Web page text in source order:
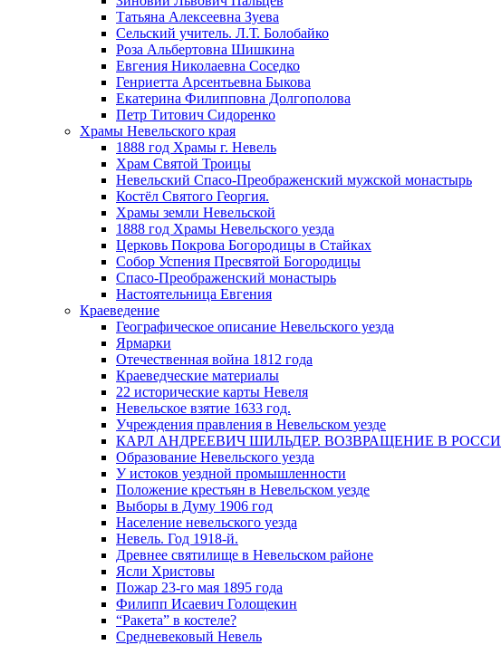
Татьяна Алексеевна Зуева
Сельский учитель. Л.Т. Болобайко
Роза Альбертовна Шишкина
Евгения Николаевна Соседко
Генриетта Арсентьевна Быкова
Екатерина Филипповна Долгополова
Петр Титович Сидоренко
Храмы Невельского края
1888 год Храмы г. Невель
Храм Святой Троицы
Невельский Спасо-Преображенский мужской монастырь
Костёл Святого Георгия.
Храмы земли Невельской
1888 год Храмы Невельского уезда
Церковь Покрова Богородицы в Стайках
Собор Успения Пресвятой Богородицы
Спасо-Преображенский монастырь
Настоятельница Евгения
Краеведение
Географическое описание Невельского уезда
Ярмарки
Отечественная война 1812 года
Краеведческие материалы
22 исторические карты Невеля
Невельское взятие 1633 год.
Учреждения правления в Невельском уезде
КАРЛ АНДРЕЕВИЧ ШИЛЬДЕР. ВОЗВРАЩЕНИЕ В
Образование Невельского уезда
У истоков уездной промышленности
Положение крестьян в Невельском уезде
Выборы в Думу 1906 год
Население невельского уезда
Невель. Год 1918-й.
Древнее святилище в Невельском районе
Ясли Христовы
Пожар 23-го мая 1895 года
Филипп Исаевич Голощекин
“Ракета” в костеле?
Средневековый Невель